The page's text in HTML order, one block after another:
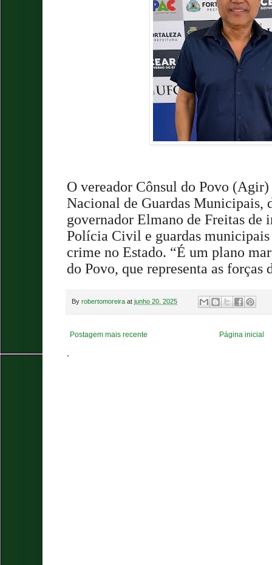
O vereador Cônsul do Povo
Nacional de Guardas Municipais,
governador Elmano de Freitas de
Polícia Civil e guardas municipais
crime no Estado. “É um plano
do Povo, que representa as forças
By robertomoreira at junho 20, 2025
Postagem mais recente Página inicial
.